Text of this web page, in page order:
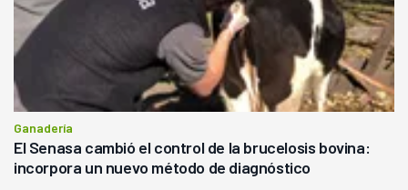
Ganadería
El Senasa cambió el control de la brucelosis bovina:
incorpora un nuevo método de diagnóstico